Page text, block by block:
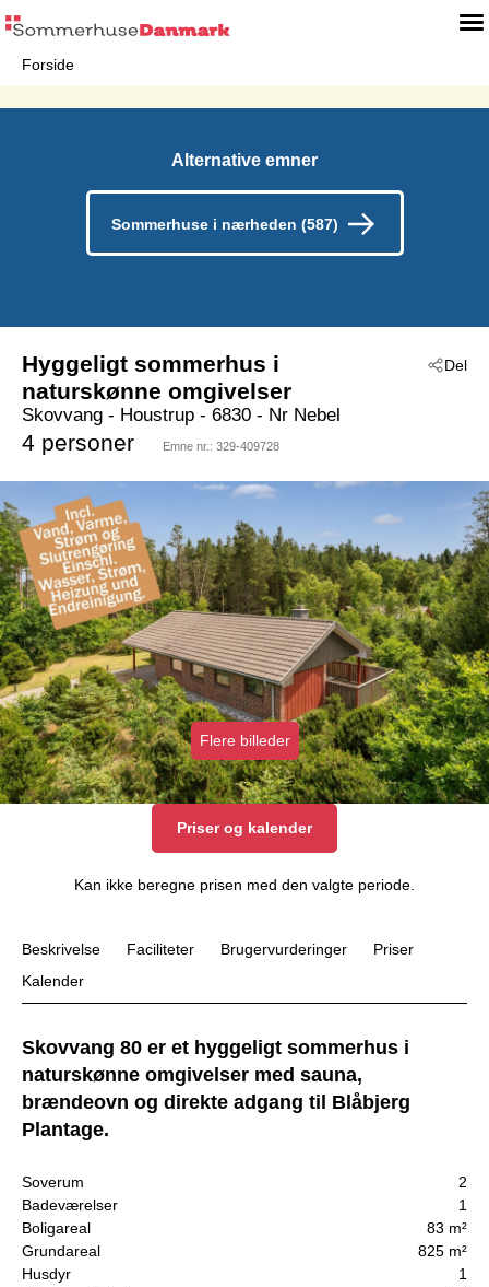
Forside
Alternative emner
Sommerhuse i nærheden (587)
Del
Hyggeligt sommerhus i
naturskønne omgivelser
Skovvang - Houstrup - 6830 - Nr Nebel
4 personer Emne nr.: 329-409728
Flere billeder
Priser og kalender
Kan ikke beregne prisen med den valgte periode.
Beskrivelse Faciliteter Brugervurderinger
Priser
Kalender
Skovvang 80 er et hyggeligt sommerhus i
naturskønne omgivelser med sauna,
brændeovn og direkte adgang til Blåbjerg
Plantage.
Soverum
2
Badeværelser
1
Boligareal
83 m²
Grundareal
825 m²
Husdyr
1